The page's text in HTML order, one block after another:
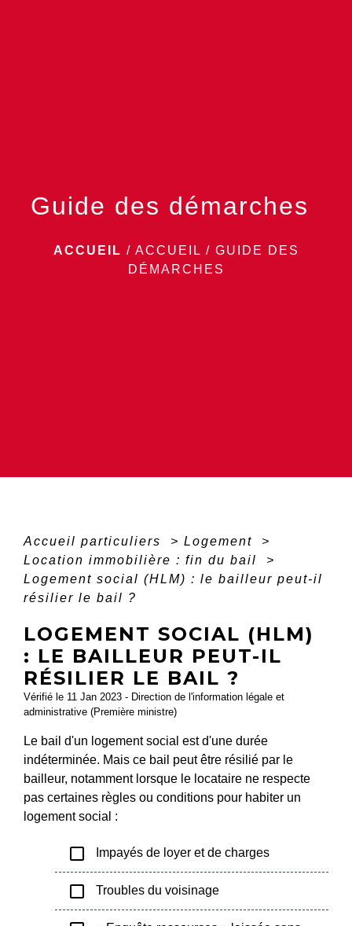
Guide des démarches
ACCUEIL / ACCUEIL / GUIDE DES
DÉMARCHES
Accueil particuliers > Logement
>
Location immobilière : fin du bail
>
Logement social (HLM) : le bailleur peut-il
résilier le bail ?
LOGEMENT SOCIAL (HLM)
: LE BAILLEUR PEUT-IL
RÉSILIER LE BAIL ?
Vérifié le 11 Jan 2023 - Direction de l'information légale et
administrative (Première ministre)
Le bail d'un logement social est d'une durée
indéterminée. Mais ce bail peut être résilié par le
bailleur, notamment lorsque le locataire ne respecte
pas certaines règles ou conditions pour habiter un
logement social :
check_box_outline_blank Impayés de loyer et de charges
check_box_outline_blank Troubles du voisinage